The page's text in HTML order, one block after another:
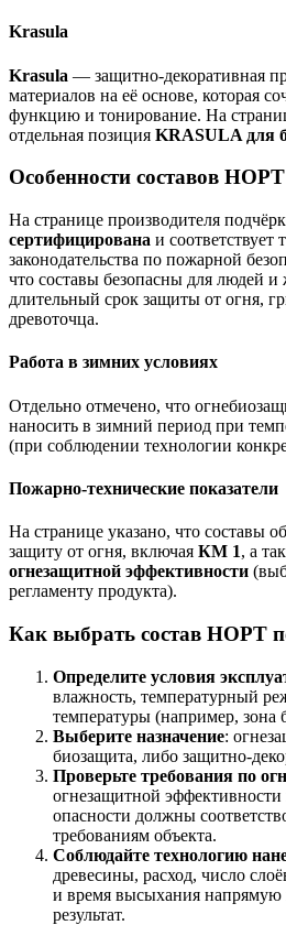
Krasula
Krasula — защитно-декоративная
материалов на её основе, которая
функцию и тонирование. На
отдельная позиция KRASULA для
Особенности составов НОРТ
На странице производителя
сертифицирована и соответствует
законодательства по пожарной
что составы безопасны для людей
длительный срок защиты от огня,
древоточца.
Работа в зимних условиях
Отдельно отмечено, что
наносить в зимний период при
(при соблюдении технологии
Пожарно-технические показатели
На странице указано, что составы
защиту от огня, включая КМ 1, а
огнезащитной эффективности
регламенту продукта).
Как выбрать состав НОРТ
Определите условия
влажность, температурный
температуры (например, зона
Выберите назначение:
биозащита, либо защитно-
Проверьте требования по
огнезащитной
опасности должны
требованиям объекта.
Соблюдайте технологию
древесины, расход, число
и время высыхания напрямую
результат.